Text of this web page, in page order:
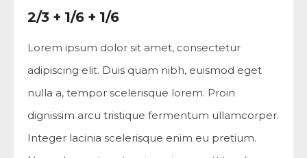
2/3 + 1/6 + 1/6
Lorem ipsum dolor sit amet, consectetur
adipiscing elit. Duis quam nibh, euismod eget
nulla a, tempor scelerisque lorem. Proin
dignissim arcu tristique fermentum ullamcorper.
Integer lacinia scelerisque enim eu pretium.